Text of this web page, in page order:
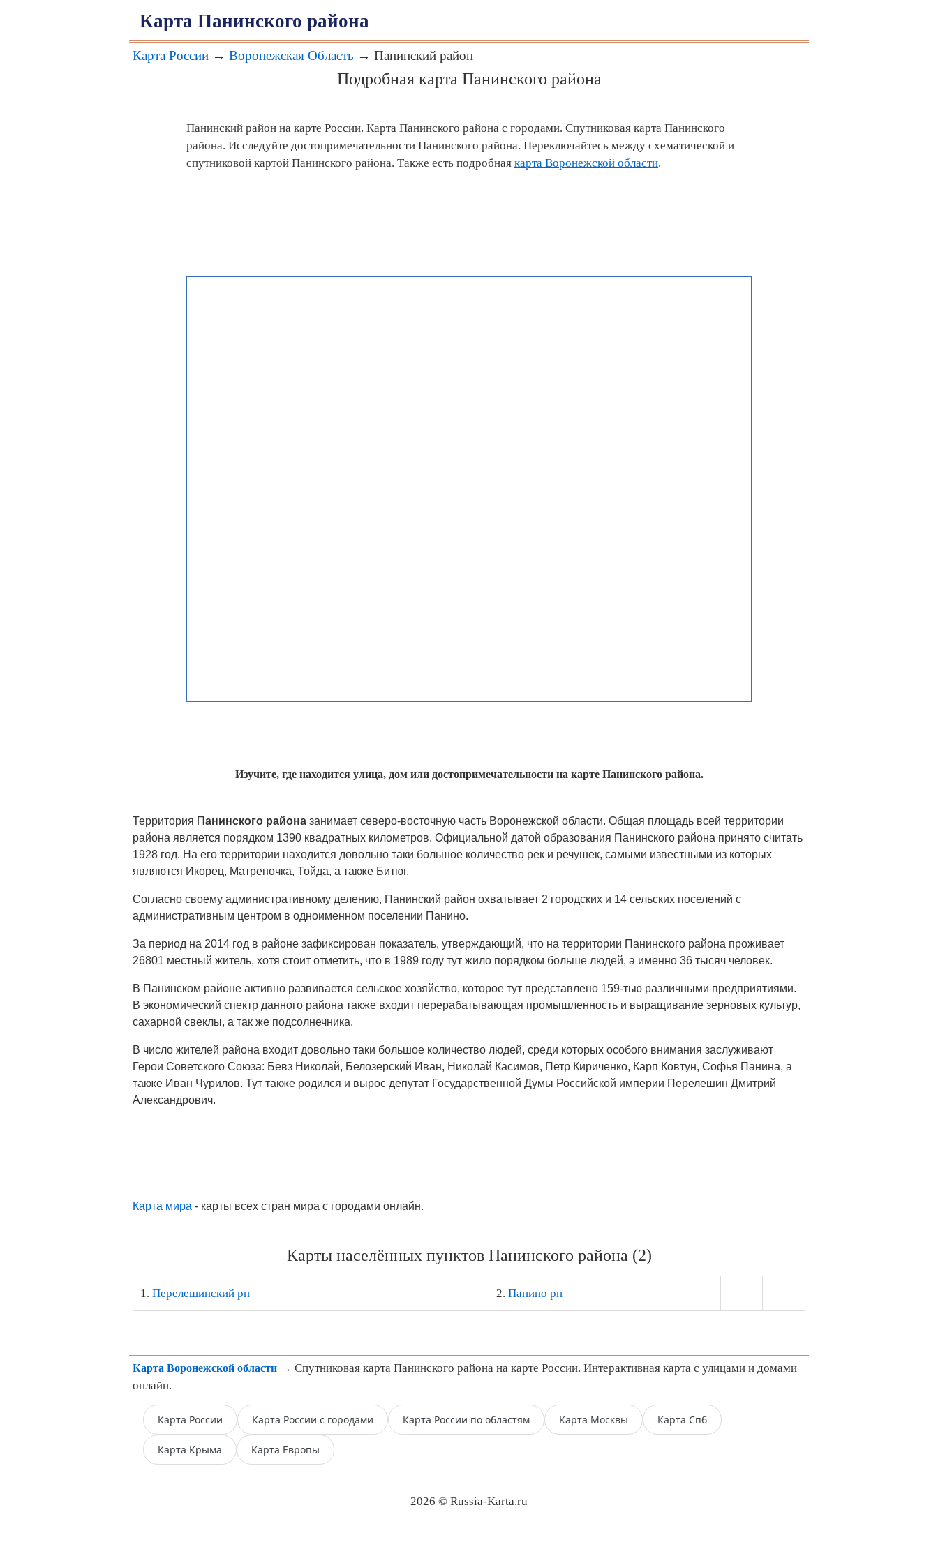
Карта Панинского района
Карта России → Воронежская Область → Панинский район
Подробная карта Панинского района
Панинский район на карте России. Карта Панинского района с городами. Спутниковая карта Панинского
района. Исследуйте достопримечательности Панинского района. Переключайтесь между схематической и
спутниковой картой Панинского района. Также есть подробная карта Воронежской области.
Изучите, где находится улица, дом или достопримечательности на карте Панинского района.
Территория Панинского района занимает северо-восточную часть Воронежской области. Общая площадь всей территории
района является порядком 1390 квадратных километров. Официальной датой образования Панинского района принято считать
1928 год. На его территории находится довольно таки большое количество рек и речушек, самыми известными из которых
являются Икорец, Матреночка, Тойда, а также Битюг.
Согласно своему административному делению, Панинский район охватывает 2 городских и 14 сельских поселений с
административным центром в одноименном поселении Панино.
За период на 2014 год в районе зафиксирован показатель, утверждающий, что на территории Панинского района проживает
26801 местный житель, хотя стоит отметить, что в 1989 году тут жило порядком больше людей, а именно 36 тысяч человек.
В Панинском районе активно развивается сельское хозяйство, которое тут представлено 159-тью различными предприятиями.
В экономический спектр данного района также входит перерабатывающая промышленность и выращивание зерновых культур,
сахарной свеклы, а так же подсолнечника.
В число жителей района входит довольно таки большое количество людей, среди которых особого внимания заслуживают
Герои Советского Союза: Бевз Николай, Белозерский Иван, Николай Касимов, Петр Кириченко, Карп Ковтун, Софья Панина, а
также Иван Чурилов. Тут также родился и вырос депутат Государственной Думы Российской империи Перелешин Дмитрий
Александрович.
Карта мира - карты всех стран мира с городами онлайн.
Карты населённых пунктов Панинского района (2)
1. Перелешинский рп 2. Панино рп
Карта Воронежской области → Спутниковая карта Панинского района на карте России. Интерактивная карта с улицами и домами
онлайн.
Карта России Карта России с городами Карта России по областям Карта Москвы Карта Спб
Карта Крыма Карта Европы
2026 © Russia-Karta.ru